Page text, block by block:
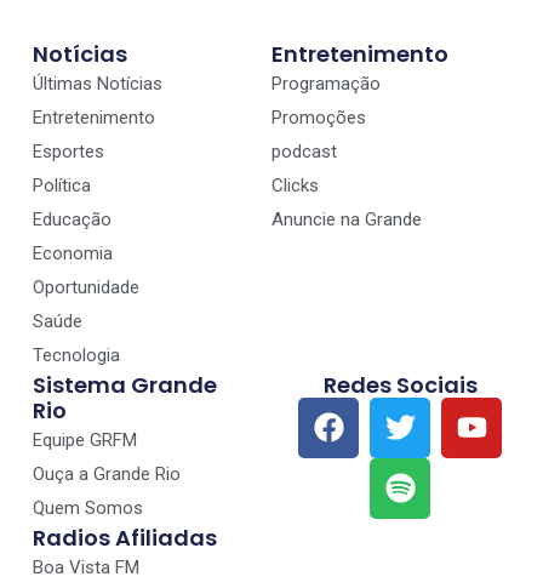
Notícias
Últimas Notícias
Entretenimento
Esportes
Política
Educação
Economia
Oportunidade
Saúde
Tecnologia
Entretenimento
Programação
Promoções
podcast
Clicks
Anuncie na Grande
Sistema Grande
Rio
Equipe GRFM
Ouça a Grande Rio
Quem Somos
Radios Afiliadas
Boa Vista FM
Redes Sociais